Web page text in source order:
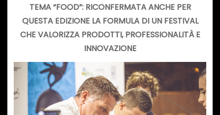
TEMA “FOOD”: RICONFERMATA ANCHE PER
QUESTA EDIZIONE LA FORMULA DI UN FESTIVAL
CHE VALORIZZA PRODOTTI, PROFESSIONALITÀ E
INNOVAZIONE